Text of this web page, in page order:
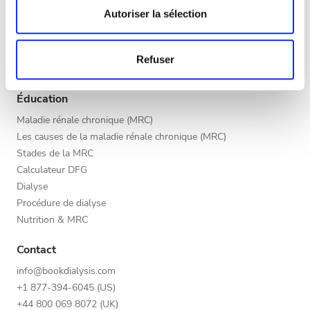
déclaration sur les cookies.
Les cookies nous permettent de personnaliser le contenu
et les annonces, d'offrir des fonctionnalités relatives aux
médias sociaux et d'analyser notre trafic. Nous
partageons également des informations sur l'utilisation de
publicité et d'analyse, qui peuvent combiner celles-ci
avec d'autres informations que vous leur avez fournies
Autoriser la sélection
Refuser
Fin d’après-midi
Soir
Appréciation
Bien
Très bien
Excellent
Inscrivez votre clinique
Éducation
Maladie rénale chronique (MRC)
Les causes de la maladie rénale chronique (MRC)
Stades de la MRC
Calculateur DFG
Dialyse
Procédure de dialyse
Nutrition & MRC
Contact
info@bookdialysis.com
+1 877-394-6045 (US)
+44 800 069 8072 (UK)